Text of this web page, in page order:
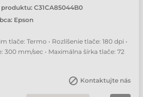
produktu:C31CA85044B0
Epson
tlače: Termo • Rozlíšenie tlače: 180 dpi •
300 mm/sec • Maximálna šírka tlače: 72
Kontaktujte nás